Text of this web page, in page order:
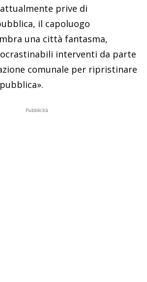
prive di
il capoluogo
una città fantasma,
interventi da parte
comunale per ripristinare
Pubblicità